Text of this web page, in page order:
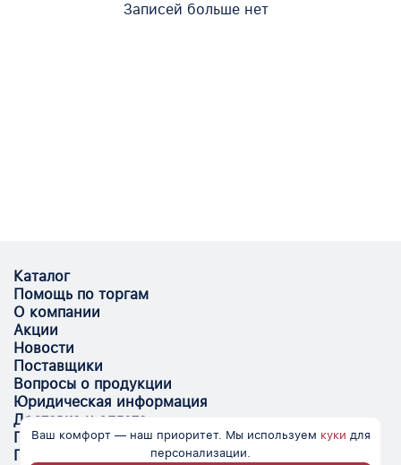
Записей больше нет
Каталог
Помощь по торгам
О компании
Акции
Новости
Поставщики
Вопросы о продукции
Юридическая информация
Доставка и оплата
Поставщикам
Помощь
Ваш комфорт — наш приоритет. Мы используем куки для
персонализации.